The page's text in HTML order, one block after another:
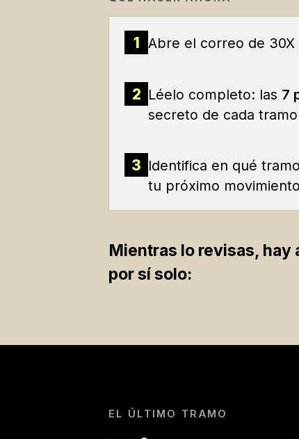
1 Abre el correo de 30X
2 Léelo completo: las 7
secreto de cada
3 Identifica en qué
tu próximo
Mientras lo revisas, hay
por sí solo:
EL ÚLTIMO TRAMO